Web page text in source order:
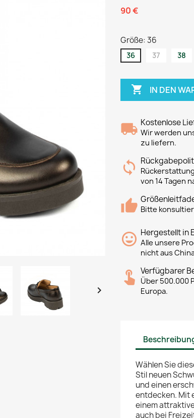

90 €
Größe: 36
36 37 38
 IN DEN
Kostenlose
Wir werden
zu liefern.
von 14 Tagen
Bitte
Hergestellt in
Alle unsere
nicht aus
Verfügbarer
Über 500.000
Europa.
Wählen Sie
Stil neuen
und einen
entdecken. Mit
einem
auch bei